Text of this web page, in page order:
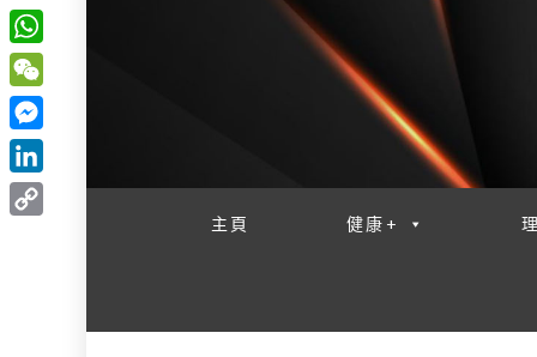
主頁 健康+
W
h
a
t
s
W
e
C
h
M
e
s
L
i